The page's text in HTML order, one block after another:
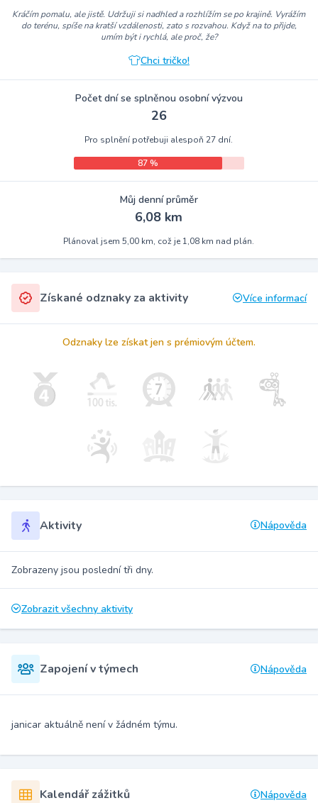
Kráčím pomalu, ale jistě. Udržuji si nadhled a rozhlížím se po krajině. Vyrážím
do terénu, spíše na kratší vzdálenosti, zato s rozvahou. Když na to přijde,
umím být i rychlá, ale proč, že?
Chci tričko!
Počet dní se splněnou osobní výzvou
26
Pro splnění potřebuji alespoň 27 dní.
87 %
Můj denní průměr
6,08 km
Plánoval jsem 5,00 km, což je 1,08 km nad plán.
Získané odznaky za aktivity Více informací
Odznaky lze získat jen s prémiovým účtem.
Aktivity Nápověda
Zobrazeny jsou poslední tři dny.
Zobrazit všechny aktivity
Zapojení v týmech Nápověda
janicar aktuálně není v žádném týmu.
Kalendář zážitků Nápověda